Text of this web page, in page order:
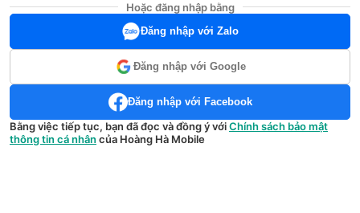
Hoặc đăng nhập bằng
Đăng nhập với Zalo
Đăng nhập với Google
Đăng nhập với Facebook
Bằng việc tiếp tục, bạn đã đọc và đồng ý vớiChính sách bảo mật
thông tin cá nhân của Hoàng Hà Mobile